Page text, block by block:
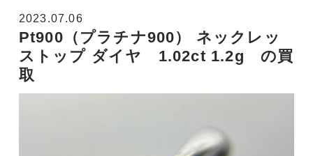
2023.07.06
Pt900（プラチナ900） ネックレッ
ストップ ダイヤ 1.02ct 1.2g の買
取